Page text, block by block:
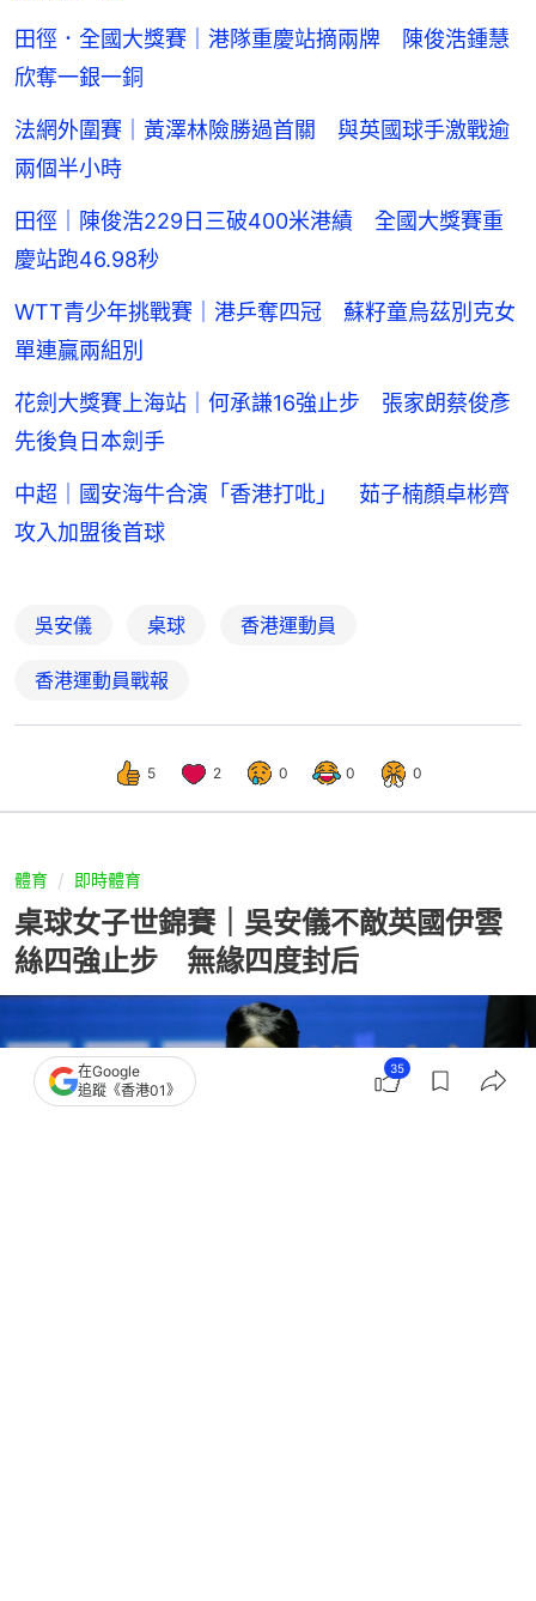
田徑．全國大獎賽｜港隊重慶站摘兩牌 陳俊浩鍾慧
欣奪一銀一銅
法網外圍賽｜黃澤林險勝過首關 與英國球手激戰逾
兩個半小時
田徑｜陳俊浩229日三破400米港績 全國大獎賽重
慶站跑46.98秒
WTT青少年挑戰賽｜港乒奪四冠 蘇籽童烏茲別克女
單連贏兩組別
花劍大獎賽上海站｜何承謙16強止步 張家朗蔡俊彥
先後負日本劍手
中超｜國安海牛合演「香港打吡」 茹子楠顏卓彬齊
攻入加盟後首球
吳安儀 桌球 香港運動員
香港運動員戰報
5 2 0 0 0
體育 即時體育
桌球女子世錦賽｜吳安儀不敵英國伊雲
絲四強止步 無緣四度封后
在Google
追蹤《香港01》
35